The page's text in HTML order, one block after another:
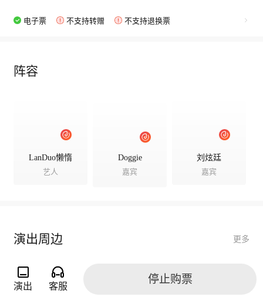
电子票 不支持转赠 不支持退换票
阵容
LanDuo懒惰
艺人
Doggie
嘉宾
刘炫廷
嘉宾
演出周边 更多
演出 客服
停止购票